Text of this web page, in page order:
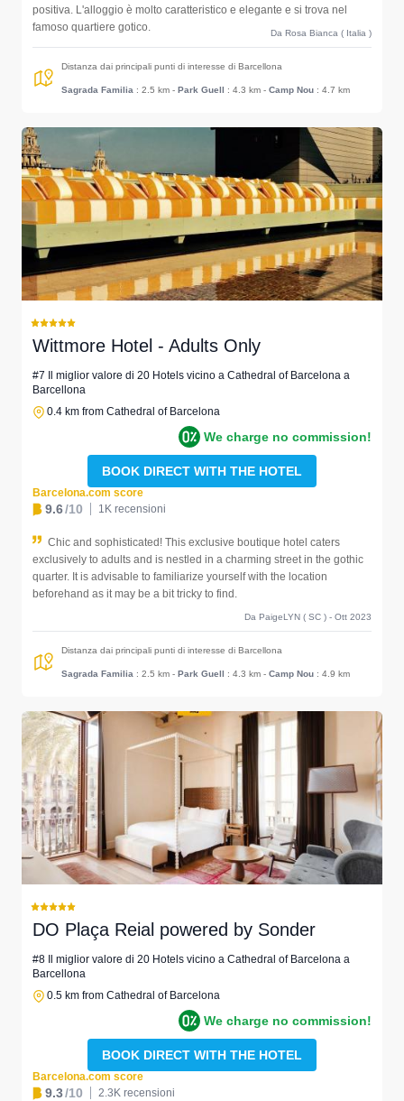
positiva. L'alloggio è molto caratteristico e elegante e si trova nel
famoso quartiere gotico.
Da Rosa Bianca ( Italia )
Distanza dai principali punti di interesse di Barcellona
Sagrada Familia : 2.5 km - Park Guell : 4.3 km - Camp Nou : 4.7 km
Wittmore Hotel - Adults Only
#7 Il miglior valore di 20 Hotels vicino a Cathedral of Barcelona a
Barcellona
0.4 km from Cathedral of Barcelona
We charge no commission!
BOOK DIRECT WITH THE HOTEL
Barcelona.com score
9.6/10 1K recensioni
Chic and sophisticated! This exclusive boutique hotel caters
exclusively to adults and is nestled in a charming street in the gothic
quarter. It is advisable to familiarize yourself with the location
beforehand as it may be a bit tricky to find.
Da PaigeLYN ( SC ) - Ott 2023
Distanza dai principali punti di interesse di Barcellona
Sagrada Familia : 2.5 km - Park Guell : 4.3 km - Camp Nou : 4.9 km
DO Plaça Reial powered by Sonder
#8 Il miglior valore di 20 Hotels vicino a Cathedral of Barcelona a
Barcellona
0.5 km from Cathedral of Barcelona
We charge no commission!
BOOK DIRECT WITH THE HOTEL
Barcelona.com score
9.3/10 2.3K recensioni